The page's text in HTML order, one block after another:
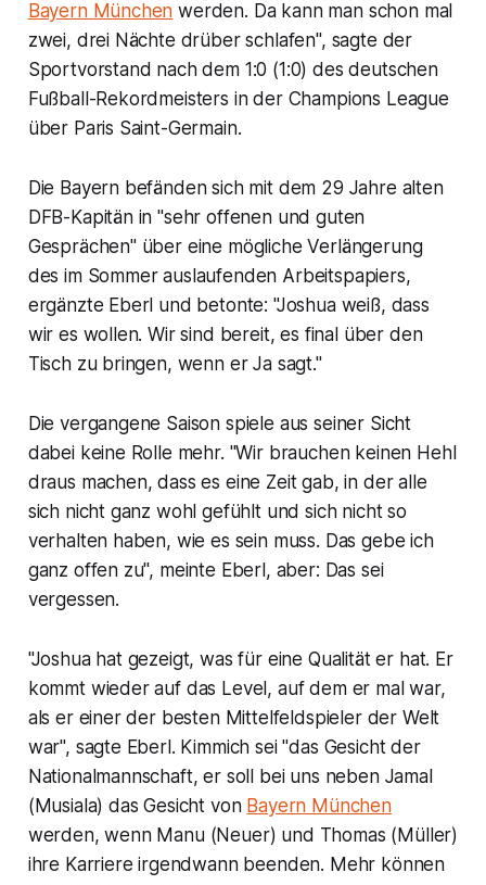
Bayern München werden. Da kann man schon mal
zwei, drei Nächte drüber schlafen", sagte der
Sportvorstand nach dem 1:0 (1:0) des deutschen
Fußball-Rekordmeisters in der Champions League
über Paris Saint-Germain.
Die Bayern befänden sich mit dem 29 Jahre alten
DFB-Kapitän in "sehr offenen und guten
Gesprächen" über eine mögliche Verlängerung
des im Sommer auslaufenden Arbeitspapiers,
ergänzte Eberl und betonte: "Joshua weiß, dass
wir es wollen. Wir sind bereit, es final über den
Tisch zu bringen, wenn er Ja sagt."
Die vergangene Saison spiele aus seiner Sicht
dabei keine Rolle mehr. "Wir brauchen keinen Hehl
draus machen, dass es eine Zeit gab, in der alle
sich nicht ganz wohl gefühlt und sich nicht so
verhalten haben, wie es sein muss. Das gebe ich
ganz offen zu", meinte Eberl, aber: Das sei
vergessen.
"Joshua hat gezeigt, was für eine Qualität er hat. Er
kommt wieder auf das Level, auf dem er mal war,
als er einer der besten Mittelfeldspieler der Welt
war", sagte Eberl. Kimmich sei "das Gesicht der
Nationalmannschaft, er soll bei uns neben Jamal
(Musiala) das Gesicht von Bayern München
werden, wenn Manu (Neuer) und Thomas (Müller)
ihre Karriere irgendwann beenden. Mehr können